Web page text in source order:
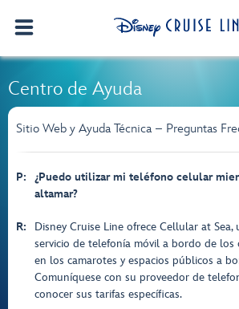
Centro de Ayuda
Sitio Web y Ayuda Técnica – Preguntas
P:
¿Puedo utilizar mi teléfono celular
altamar?
R:
Disney Cruise Line ofrece Cellular at Sea,
servicio de telefonía móvil a bordo de los
en los camarotes y espacios públicos a
Comuníquese con su proveedor de
conocer sus tarifas específicas.